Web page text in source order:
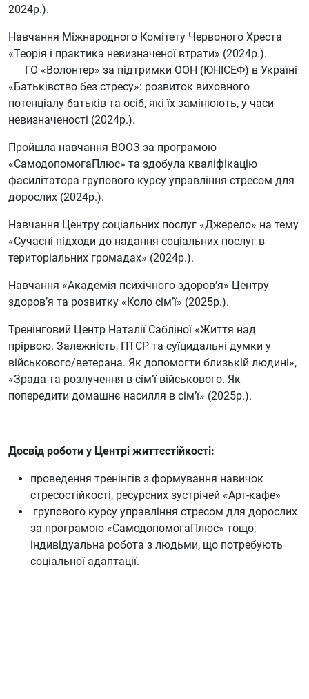
2024р.).
Навчання Міжнародного Комітету Червоного Хреста
«Теорія і практика невизначеної втрати» (2024р.).
ГО «Волонтер» за підтримки ООН (ЮНІСЕФ) в Україні
«Батьківство без стресу»: розвиток виховного
потенціалу батьків та осіб, які їх замінюють, у часи
невизначеності (2024р.).
Пройшла навчання ВООЗ за програмою
«СамодопомогаПлюс» та здобула кваліфікацію
фасилітатора групового курсу управління стресом для
дорослих (2024р.).
Навчання Центру соціальних послуг «Джерело» на тему
«Сучасні підходи до надання соціальних послуг в
територіальних громадах» (2024р.).
Навчання «Академія психічного здоров’я» Центру
здоров’я та розвитку «Коло сім’ї» (2025р.).
Тренінговий Центр Наталії Сабліної «Життя над
прірвою. Залежність, ПТСР та суїцидальні думки у
військового/ветерана. Як допомогти близькій людині»,
«Зрада та розлучення в сім’ї військового. Як
попередити домашнє насилля в сім’ї» (2025р.).
Досвід роботи у Центрі життєстійкості:
проведення тренінгів з формування навичок
стресостійкості, ресурсних зустрічей «Арт-кафе»
групового курсу управління стресом для дорослих
за програмою «СамодопомогаПлюс» тощо;
індивідуальна робота з людьми, що потребують
соціальної адаптації.